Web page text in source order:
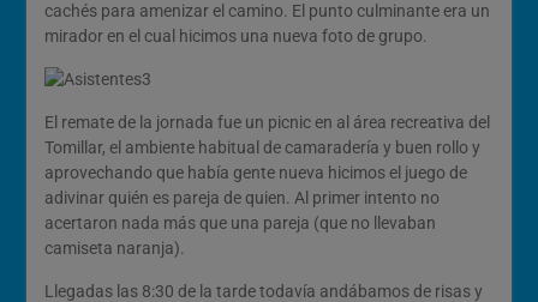
cachés para amenizar el camino. El punto culminante era un
mirador en el cual hicimos una nueva foto de grupo.
El remate de la jornada fue un picnic en al área recreativa del
Tomillar, el ambiente habitual de camaradería y buen rollo y
aprovechando que había gente nueva hicimos el juego de
adivinar quién es pareja de quien. Al primer intento no
acertaron nada más que una pareja (que no llevaban
camiseta naranja).
Llegadas las 8:30 de la tarde todavía andábamos de risas y